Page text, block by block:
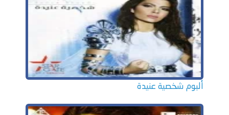
ألبوم شخصية عنيدة